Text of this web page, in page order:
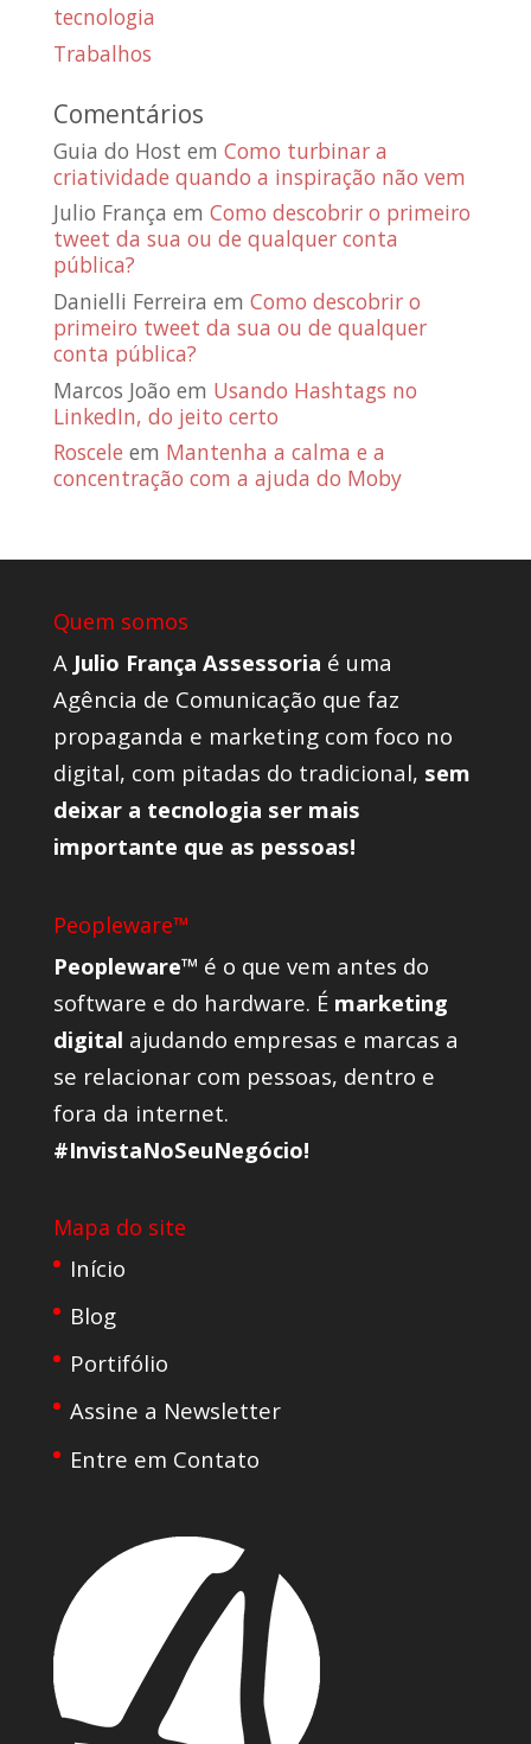
tecnologia
Trabalhos
Comentários
Guia do Host em Como turbinar a
criatividade quando a inspiração não vem
Julio França em Como descobrir o primeiro
tweet da sua ou de qualquer conta
pública?
Danielli Ferreira em Como descobrir o
primeiro tweet da sua ou de qualquer
conta pública?
Marcos João em Usando Hashtags no
LinkedIn, do jeito certo
Roscele em Mantenha a calma e a
concentração com a ajuda do Moby
Quem somos
A Julio França Assessoria é uma
Agência de Comunicação que faz
propaganda e marketing com foco no
digital, com pitadas do tradicional, sem
deixar a tecnologia ser mais
importante que as pessoas!
Peopleware™
Peopleware™ é o que vem antes do
software e do hardware. É marketing
digital ajudando empresas e marcas a
se relacionar com pessoas, dentro e
fora da internet.
#InvistaNoSeuNegócio!
Mapa do site
Início
Blog
Portifólio
Assine a Newsletter
Entre em Contato